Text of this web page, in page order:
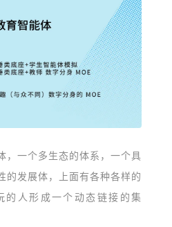
，一个多生态的体系，一个具
的发展体，上面有各种各样的
的人形成一个动态链接的集